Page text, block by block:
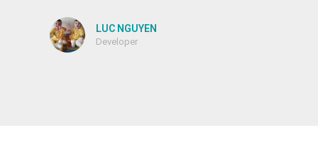
LUC NGUYEN
Developer